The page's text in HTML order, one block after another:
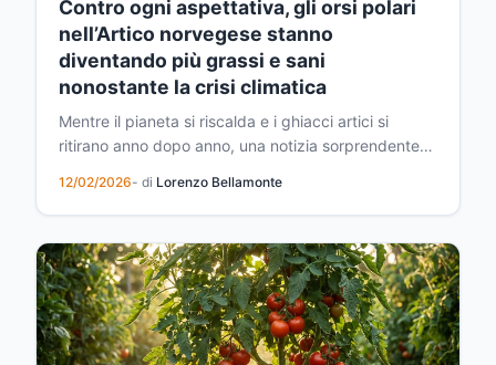
Contro ogni aspettativa, gli orsi polari
nell’Artico norvegese stanno
diventando più grassi e sani
nonostante la crisi climatica
Mentre il pianeta si riscalda e i ghiacci artici si
ritirano anno dopo anno, una notizia sorprendente
polari dell'Artico norvegese stanno vivendo un
periodo di prosperità inaspettato, con popolazioni
sempre più robuste e ben nutrite. Questo fenom...
12/02/2026- di Lorenzo Bellamonte